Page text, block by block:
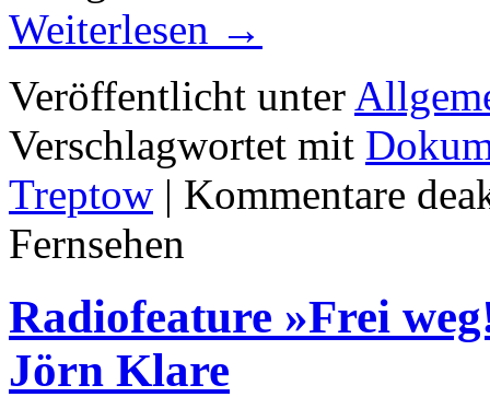
Weiterlesen →
Veröffentlicht unter
Verschlagwortet mit
Treptow | Kommentare
Fernsehen
Radiofeature »Frei
Jörn Klare